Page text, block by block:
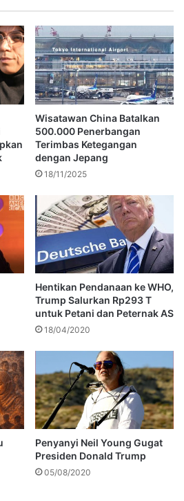
Wisatawan China Batalkan
500.000 Penerbangan
Terimbas Ketegangan
dengan Jepang
18/11/2025
Hentikan Pendanaan ke WHO,
Trump Salurkan Rp293 T
untuk Petani dan Peternak AS
18/04/2020
Penyanyi Neil Young Gugat
Presiden Donald Trump
05/08/2020